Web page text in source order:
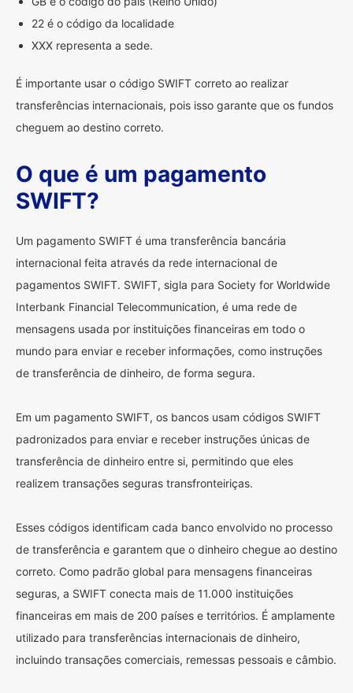
22 é o código da localidade
XXX representa a sede.
É importante usar o código SWIFT correto ao realizar
transferências internacionais, pois isso garante que os fundos
cheguem ao destino correto.
O que é um pagamento
SWIFT?
Um pagamento SWIFT é uma transferência bancária
internacional feita através da rede internacional de
pagamentos SWIFT. SWIFT, sigla para Society for Worldwide
Interbank Financial Telecommunication, é uma rede de
mensagens usada por instituições financeiras em todo o
mundo para enviar e receber informações, como instruções
de transferência de dinheiro, de forma segura.
Em um pagamento SWIFT, os bancos usam códigos SWIFT
padronizados para enviar e receber instruções únicas de
transferência de dinheiro entre si, permitindo que eles
realizem transações seguras transfronteiriças.
Esses códigos identificam cada banco envolvido no processo
de transferência e garantem que o dinheiro chegue ao destino
correto. Como padrão global para mensagens financeiras
seguras, a SWIFT conecta mais de 11.000 instituições
financeiras em mais de 200 países e territórios. É amplamente
utilizado para transferências internacionais de dinheiro,
incluindo transações comerciais, remessas pessoais e câmbio.